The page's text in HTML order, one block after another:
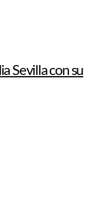
Sevilla con su